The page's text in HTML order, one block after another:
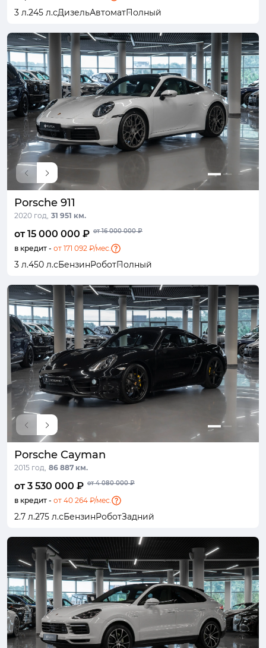
3 л.245 л.сДизельАвтоматПолный
Porsche 911
2020 год, 31 951 км.
от 15 000 000 ₽ от 16 000 000 ₽
в кредит - от 171 092 ₽/мес.
3 л.450 л.сБензинРоботПолный
Porsche Cayman
2015 год, 86 887 км.
от 3 530 000 ₽ от 4 080 000 ₽
в кредит - от 40 264 ₽/мес.
2.7 л.275 л.сБензинРоботЗадний